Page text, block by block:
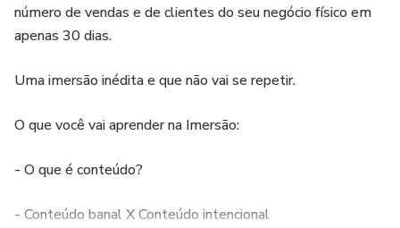
número de vendas e de clientes do seu negócio físico em
apenas 30 dias.
Uma imersão inédita e que não vai se repetir.
O que você vai aprender na Imersão:
- O que é conteúdo?
- Conteúdo banal X Conteúdo intencional